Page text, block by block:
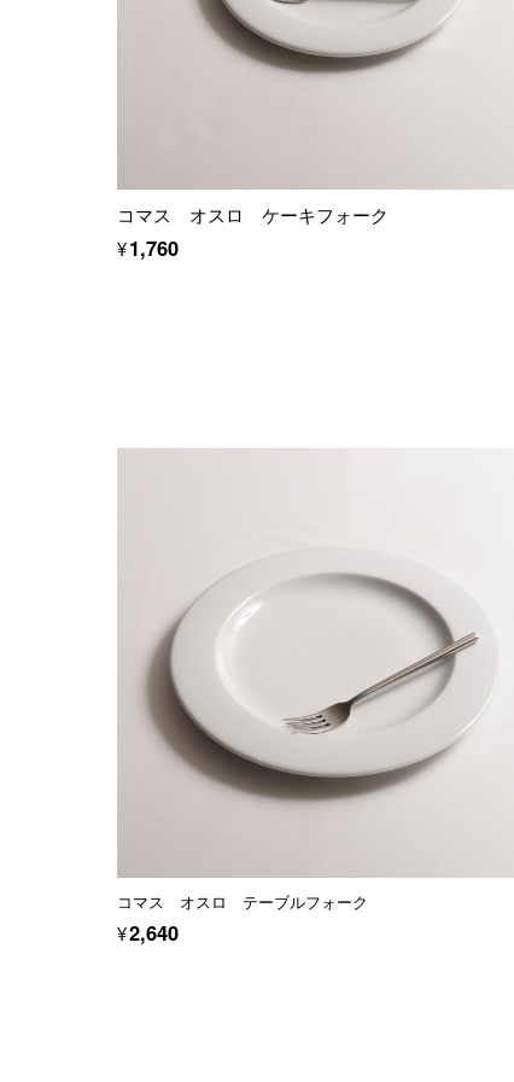
コマス オスロ ケーキフォーク
¥1,760
コマス オスロ テーブルフォーク
¥2,640